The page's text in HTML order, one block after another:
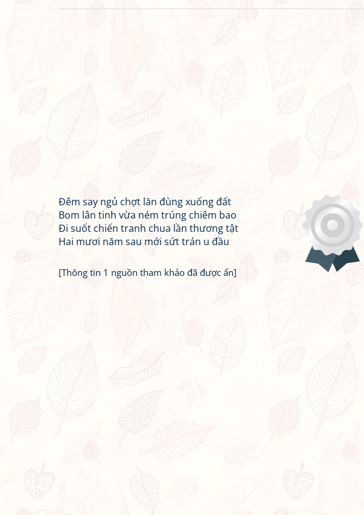
Đêm say ngủ chợt lăn đùng xuống đất
Bom lân tinh vừa ném trúng chiêm bao
Đi suốt chiến tranh chua lần thương tật
Hai mươi năm sau mới sứt trán u đầu
[Thông tin 1 nguồn tham khảo đã được ẩn]